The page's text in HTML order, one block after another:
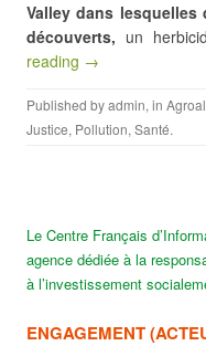
Valley dans
découverts, un
reading →
Published byadmin, in
Justice, Pollution, Santé.
Le Centre Français
agence dédiée à la
à l’investissement
ENGAGEMENT